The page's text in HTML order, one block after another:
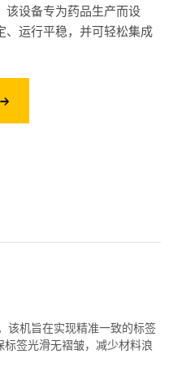
该设备专为药品生产而设
、运行平稳，并可轻松集成
该机旨在实现精准一致的标签
签光滑无褶皱，减少材料浪